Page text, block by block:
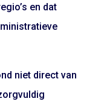
en dat
niet direct van